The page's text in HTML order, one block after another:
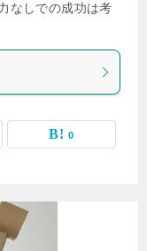
なしでの成功は考
0